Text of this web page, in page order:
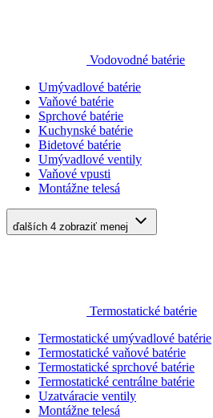
Vodovodné batérie
Umývadlové batérie
Vaňové batérie
Sprchové batérie
Kuchynské batérie
Bidetové batérie
Umývadlové ventily
Vaňové vpusti
Montážne telesá
ďalších 4 zobraziť menej
Termostatické batérie
Termostatické umývadlové batérie
Termostatické vaňové batérie
Termostatické sprchové batérie
Termostatické centrálne batérie
Uzatváracie ventily
Montážne telesá